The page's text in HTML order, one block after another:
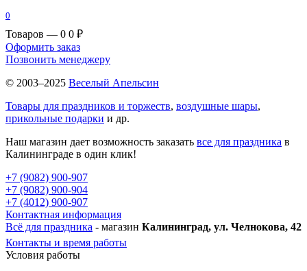
0
Товаров — 0 0 ₽
Оформить заказ
Позвонить менеджеру
© 2003–2025 Веселый Апельсин
Товары для праздников и торжеств, воздушные шары,
прикольные подарки и др.
Наш магазин дает возможность заказать все для праздника в
Калининграде в один клик!
+7 (9082) 900-907
+7 (9082) 900-904
+7 (4012) 900-907
Контактная информация
Всё для праздника - магазин Калининград, ул. Челнокова, 42
Контакты и время работы
Условия работы